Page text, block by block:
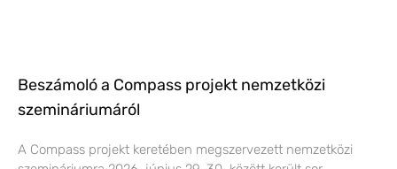
Beszámoló a Compass projekt nemzetközi
szemináriumáról
A Compass projekt keretében megszervezett nemzetközi